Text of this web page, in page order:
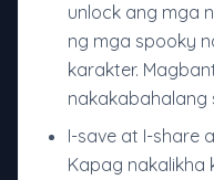
unlock ang mga
ng mga spooky
karakter.
nakakabahalang
I-save at I-share
Kapag nakalikha